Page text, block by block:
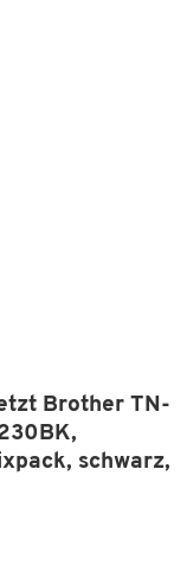
Brother TN-
schwarz,